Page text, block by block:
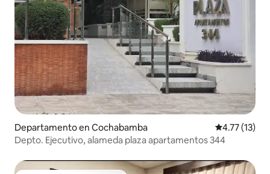
Departamento en Cochabamba Calificación
4.77 (13)
Depto. Ejecutivo, alameda plaza apartamentos 344